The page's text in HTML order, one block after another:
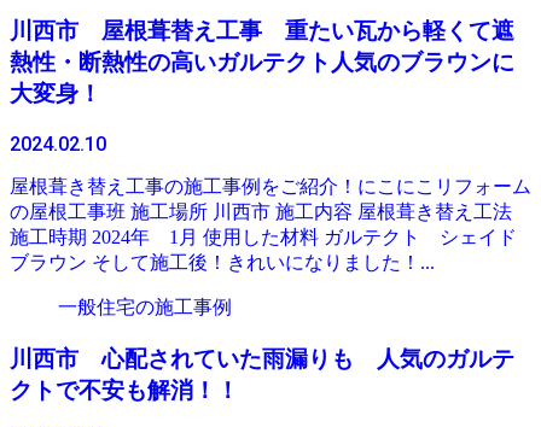
川西市 屋根葺替え工事 重たい瓦から軽くて遮
熱性・断熱性の高いガルテクト人気のブラウンに
大変身！
2024.02.10
屋根葺き替え工事の施工事例をご紹介！にこにこリフォーム
の屋根工事班 施工場所 川西市 施工内容 屋根葺き替え工法
施工時期 2024年 1月 使用した材料 ガルテクト シェイド
ブラウン そして施工後！きれいになりました！...
一般住宅の施工事例
川西市 心配されていた雨漏りも 人気のガルテ
クトで不安も解消！！